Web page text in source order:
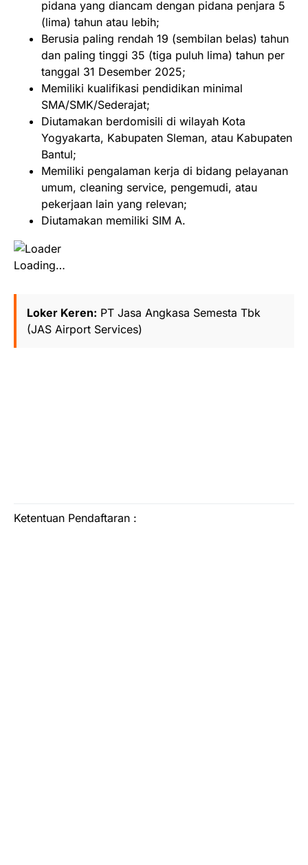
pidana yang diancam dengan pidana penjara 5
(lima) tahun atau lebih;
Berusia paling rendah 19 (sembilan belas) tahun
dan paling tinggi 35 (tiga puluh lima) tahun per
tanggal 31 Desember 2025;
Memiliki kualifikasi pendidikan minimal
SMA/SMK/Sederajat;
Diutamakan berdomisili di wilayah Kota
Yogyakarta, Kabupaten Sleman, atau Kabupaten
Bantul;
Memiliki pengalaman kerja di bidang pelayanan
umum, cleaning service, pengemudi, atau
pekerjaan lain yang relevan;
Diutamakan memiliki SIM A.
Loading…
Loker Keren: PT Jasa Angkasa Semesta Tbk
(JAS Airport Services)
Ketentuan Pendaftaran :